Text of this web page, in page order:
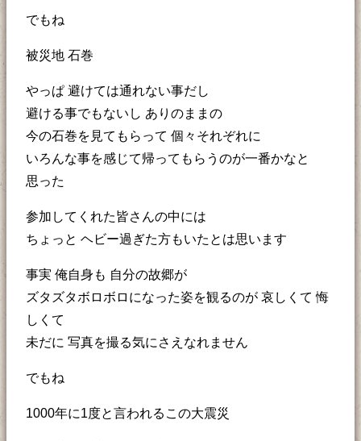
でもね
被災地 石巻
やっぱ 避けては通れない事だし
避ける事でもないし ありのままの
今の石巻を見てもらって 個々それぞれに
いろんな事を感じて帰ってもらうのが一番かなと
思った
参加してくれた皆さんの中には
ちょっと ヘビー過ぎた方もいたとは思います
事実 俺自身も 自分の故郷が
ズタズタボロボロになった姿を観るのが 哀しくて 悔
しくて
未だに 写真を撮る気にさえなれません
でもね
1000年に1度と言われるこの大震災